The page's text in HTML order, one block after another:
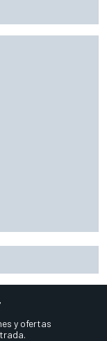
y ofertas